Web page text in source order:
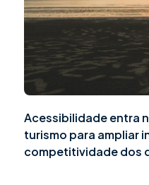
Acessibilidade entra
turismo para ampliar
competitividade dos